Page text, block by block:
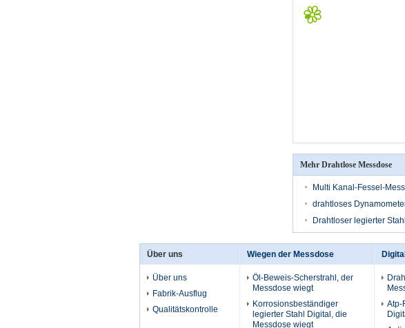
Mehr Drahtlose Messdose
Multi Kanal-Fessel-
drahtloses
Drahtloser legierter
Über uns
Über uns
Fabrik-Ausflug
Qualitätskontrolle
Wiegen der Messdose
Öl-Beweis-Scherstrahl, der
Messdose wiegt
Korrosionsbeständiger
legierter Stahl Digital, die
Messdose wiegt
Atp-